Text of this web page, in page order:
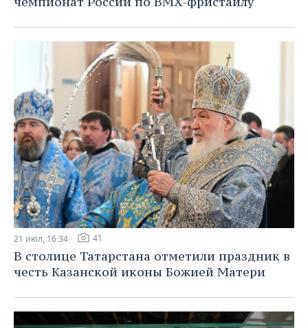
21 июл, 16:34 41
В столице Татарстана отметили праздник в
честь Казанской иконы Божией Матери